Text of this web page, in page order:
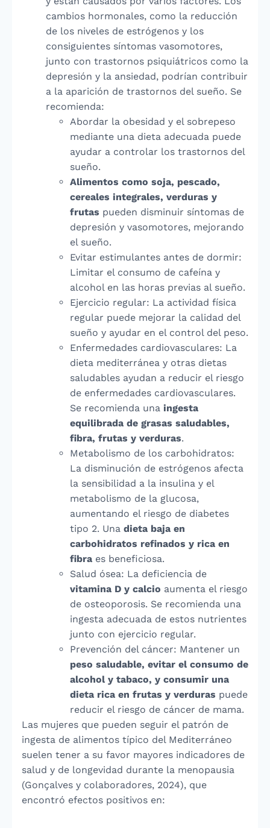
cambios hormonales, como la reducción
de los niveles de estrógenos y los
consiguientes síntomas vasomotores,
junto con trastornos psiquiátricos como la
depresión y la ansiedad, podrían contribuir
a la aparición de trastornos del sueño. Se
recomienda:
Abordar la obesidad y el sobrepeso
mediante una dieta adecuada puede
ayudar a controlar los trastornos del
sueño.
Alimentos como soja, pescado,
cereales integrales, verduras y
frutas pueden disminuir síntomas de
depresión y vasomotores, mejorando
el sueño.
Evitar estimulantes antes de dormir:
Limitar el consumo de cafeína y
alcohol en las horas previas al sueño.
Ejercicio regular: La actividad física
regular puede mejorar la calidad del
sueño y ayudar en el control del peso.
Enfermedades cardiovasculares: La
dieta mediterránea y otras dietas
saludables ayudan a reducir el riesgo
de enfermedades cardiovasculares.
Se recomienda una ingesta
equilibrada de grasas saludables,
fibra, frutas y verduras.
Metabolismo de los carbohidratos:
La disminución de estrógenos afecta
la sensibilidad a la insulina y el
metabolismo de la glucosa,
aumentando el riesgo de diabetes
tipo 2. Una dieta baja en
carbohidratos refinados y rica en
fibra es beneficiosa.
Salud ósea: La deficiencia de
vitamina D y calcio aumenta el riesgo
de osteoporosis. Se recomienda una
ingesta adecuada de estos nutrientes
junto con ejercicio regular.
Prevención del cáncer: Mantener un
peso saludable, evitar el consumo de
alcohol y tabaco, y consumir una
dieta rica en frutas y verduras puede
reducir el riesgo de cáncer de mama.
Las mujeres que pueden seguir el patrón de
ingesta de alimentos típico del Mediterráneo
suelen tener a su favor mayores indicadores de
salud y de longevidad durante la menopausia
(Gonçalves y colaboradores, 2024), que
encontró efectos positivos en: